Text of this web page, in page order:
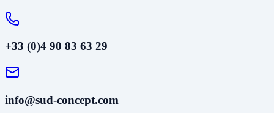
+33 (0)4 90 83 63 29
info@sud-concept.com